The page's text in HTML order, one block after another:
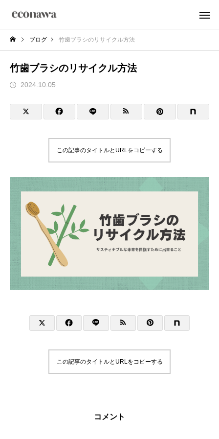
ブログ 竹歯ブラシのリサイクル方法
竹歯ブラシのリサイクル方法
2024.10.05
この記事のタイトルとURLをコピーする
この記事のタイトルとURLをコピーする
コメント